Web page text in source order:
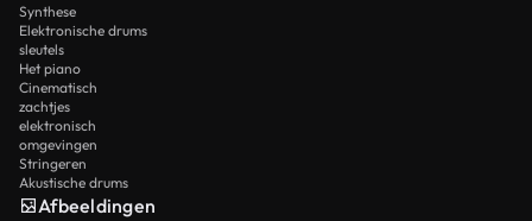
Synthese
Elektronische drums
sleutels
Het piano
Cinematisch
zachtjes
elektronisch
omgevingen
Stringeren
Akustische drums
Afbeeldingen